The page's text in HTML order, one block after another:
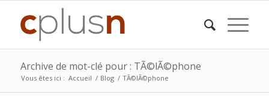
Archive de mot-clé pour : TÃ©lÃ©phone
Vous êtes ici : Accueil / Blog / TÃ©lÃ©phone